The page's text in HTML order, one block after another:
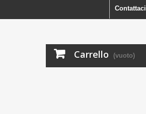
Contattaci
Carrello (vuoto)